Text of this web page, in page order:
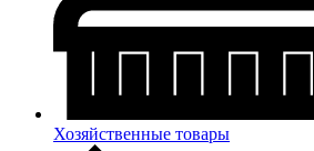
Хозяйственные товары